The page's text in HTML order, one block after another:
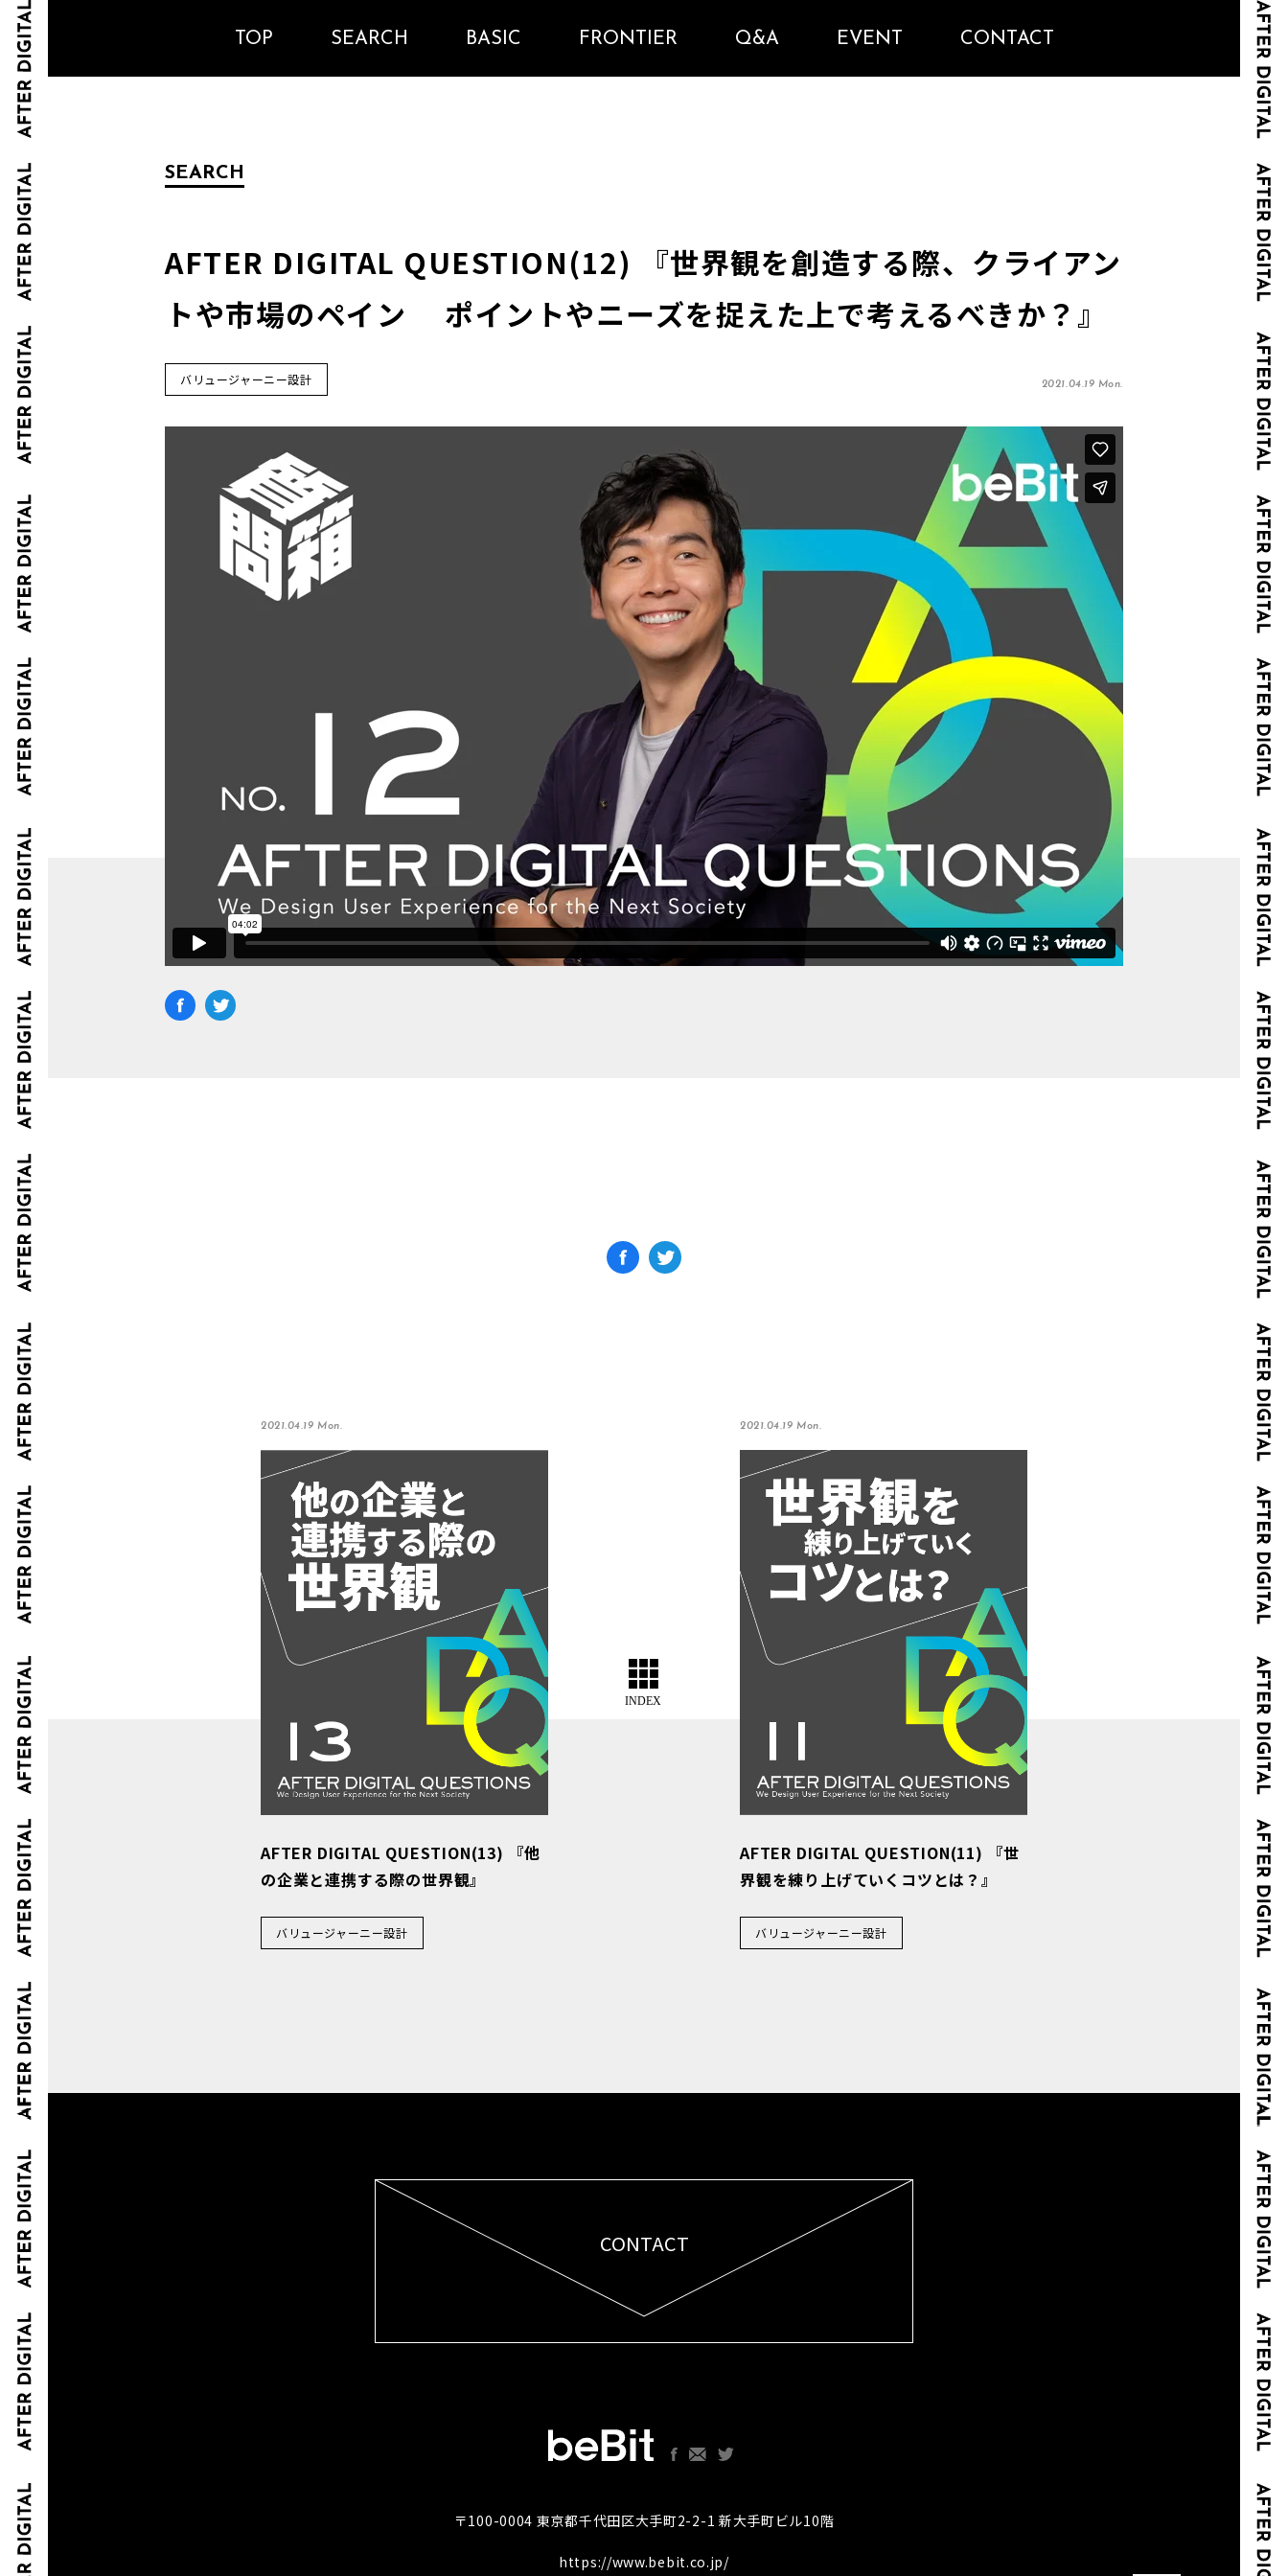
TOP SEARCH BASIC FRONTIER Q&A EVENT CONTACT
SEARCH
AFTER DIGITAL QUESTION(12) 『世界観を創造する際、クライアン
トや市場のペイン ポイントやニーズを捉えた上で考えるべきか？』
バリュージャーニー設計 2021.04.19 Mon.
2021.04.19 Mon.
AFTER DIGITAL QUESTION(13) 『他
の企業と連携する際の世界観』
バリュージャーニー設計
2021.04.19 Mon.
AFTER DIGITAL QUESTION(11) 『世
界観を練り上げていくコツとは？』
バリュージャーニー設計
お問い合わせはこちら
CONTACT
〒100-0004 東京都千代田区大手町2-2-1 新大手町ビル10階
https://www.bebit.co.jp/